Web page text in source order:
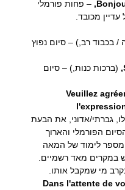
– פחות פורמלי
מכובד.
/ בכבוד רב,) – סיום נפוץ
(ברכות כנות,) – סיום
Veuillez
גברתי/אדוני, את הבעת
הפורמלי והארוך
מספר לימוד של המאה
במקרים מאד רשמיים.
מי שמקבל אותו.
Dans l'attente de